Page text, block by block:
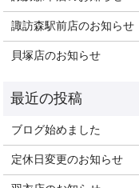
諏訪森駅前店のお知らせ
貝塚店のお知らせ
ブログ始めました
定休日変更のお知らせ